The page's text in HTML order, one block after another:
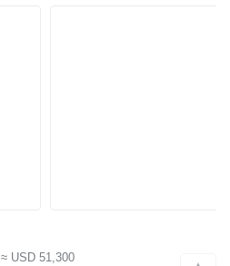
≈ USD 51,300